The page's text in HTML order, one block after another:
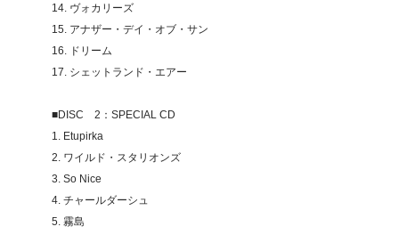
14. ヴォカリーズ
15. アナザー・デイ・オブ・サン
16. ドリーム
17. シェットランド・エアー
■DISC 2：SPECIAL CD
1. Etupirka
2. ワイルド・スタリオンズ
3. So Nice
4. チャールダーシュ
5. 霧島